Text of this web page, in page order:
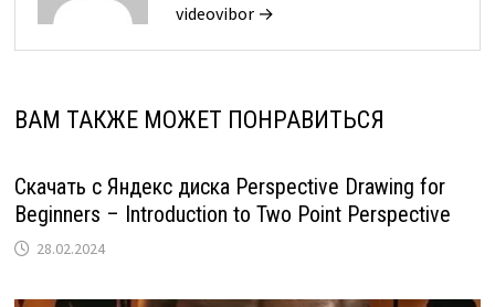
videovibor →
ВАМ ТАКЖЕ МОЖЕТ ПОНРАВИТЬСЯ
Скачать с Яндекс диска Perspective Drawing for
Beginners – Introduction to Two Point Perspective
28.02.2024